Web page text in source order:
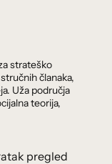
strateško
članaka,
Uža područja
teorija,
pregled